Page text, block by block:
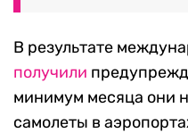
В результате
получили
минимум месяца они
самолеты в